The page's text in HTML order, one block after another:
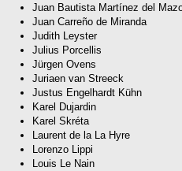
Juan Bautista Martínez del
Juan Carreño de Miranda
Judith Leyster
Julius Porcellis
Jürgen Ovens
Juriaen van Streeck
Justus Engelhardt Kühn
Karel Dujardin
Karel Skréta
Laurent de la La Hyre
Lorenzo Lippi
Louis Le Nain